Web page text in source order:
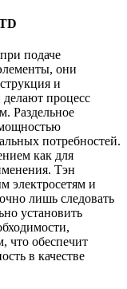
подаче
они
и
процесс
Раздельное
потребностей.
как для
Тэн
электросетям и
лишь следовать
установить
что обеспечит
в качестве